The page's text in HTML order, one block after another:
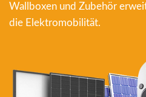
Wallboxen und Zubehör
die Elektromobilität.